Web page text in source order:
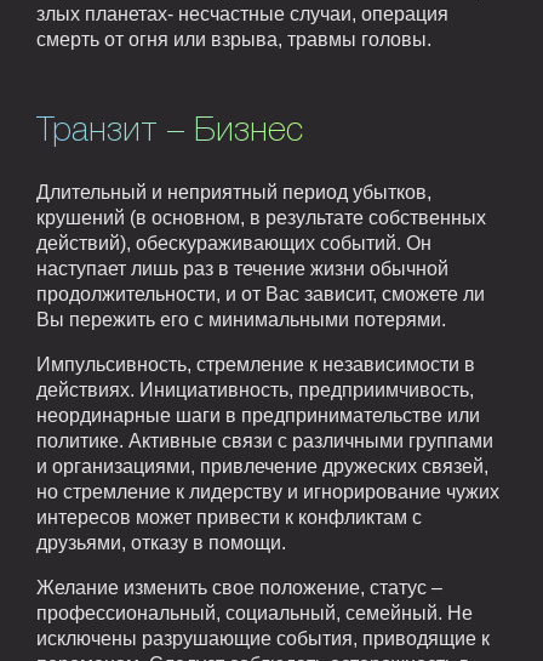
злых планетах- несчастные случаи, операция
смерть от огня или взрыва, травмы головы.
Транзит – Бизнес
Длительный и неприятный период убытков,
крушений (в основном, в результате собственных
действий), обескураживающих событий. Он
наступает лишь раз в течение жизни обычной
продолжительности, и от Вас зависит, сможете ли
Вы пережить его с минимальными потерями.
Импульсивность, стремление к независимости в
действиях. Инициативность, предприимчивость,
неординарные шаги в предпринимательстве или
политике. Активные связи с различными группами
и организациями, привлечение дружеских связей,
но стремление к лидерству и игнорирование чужих
интересов может привести к конфликтам с
друзьями, отказу в помощи.
Желание изменить свое положение, статус –
профессиональный, социальный, семейный. Не
исключены разрушающие события, приводящие к